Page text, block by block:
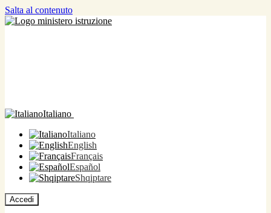
Salta al contenuto
Italiano
Italiano
English
Français
Español
Shqiptare
Accedi